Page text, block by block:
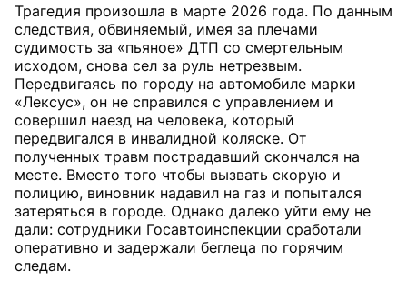
Трагедия произошла в марте 2026 года. По данным
следствия, обвиняемый, имея за плечами
судимость за «пьяное» ДТП со смертельным
исходом, снова сел за руль нетрезвым.
Передвигаясь по городу на автомобиле марки
«Лексус», он не справился с управлением и
совершил наезд на человека, который
передвигался в инвалидной коляске. От
полученных травм пострадавший скончался на
месте. Вместо того чтобы вызвать скорую и
полицию, виновник надавил на газ и попытался
затеряться в городе. Однако далеко уйти ему не
дали: сотрудники Госавтоинспекции сработали
оперативно и задержали беглеца по горячим
следам.